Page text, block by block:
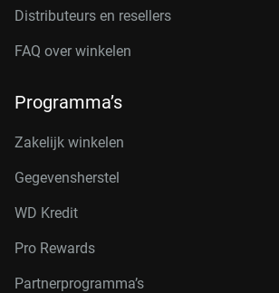
Distributeurs en resellers
FAQ over winkelen
Programma’s
Zakelijk winkelen
Gegevensherstel
WD Kredit
Pro Rewards
Partnerprogramma’s